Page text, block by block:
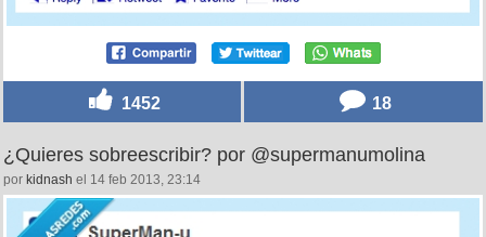
1452 18
¿Quieres sobreescribir? por @supermanumolina
por kidnash el 14 feb 2013, 23:14